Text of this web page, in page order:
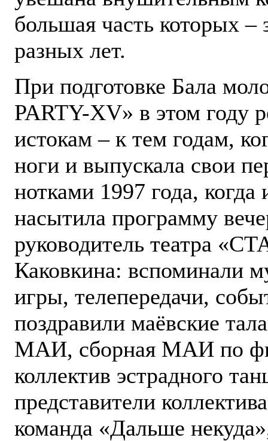
большая часть которых –
разных лет.
При подготовке Бала
PARTY-XV» в этом году
истокам – к тем годам,
ноги и выпускала свои
нотками 1997 года,
насытила программу
руководитель театра
Каковкина: вспоминали
игры, телепередачи,
поздравили маёвские
МАИ, сборная МАИ по
коллектив эстрадного
представители
команда «Дальше